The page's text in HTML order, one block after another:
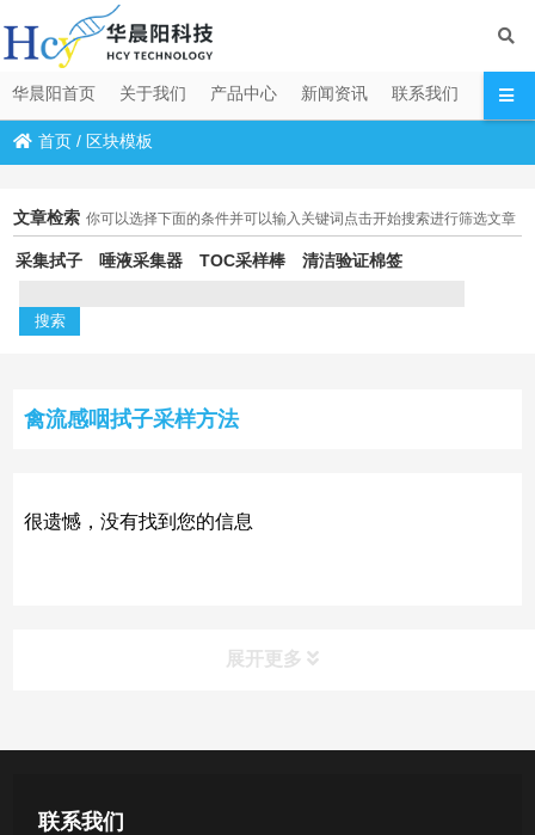
华晨阳首页 关于我们 产品中心 新闻资讯 联系我们
首页 / 区块模板
文章检索 你可以选择下面的条件并可以输入关键词点击开始搜索进行筛选文章
采集拭子 唾液采集器 TOC采样棒 清洁验证棉签
禽流感咽拭子采样方法
很遗憾，没有找到您的信息
展开更多
产品中心
医用无菌采样拭子系列
联系我们